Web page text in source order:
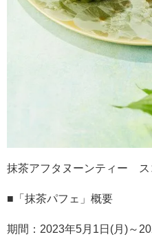
抹茶アフタヌーンティー ス
■「抹茶パフェ」概要
期間：2023年5月1日(月)～